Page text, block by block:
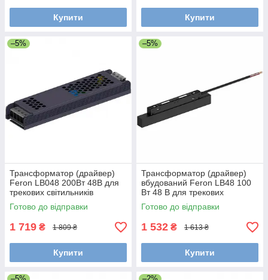
Купити Купити
–5%
Трансформатор (драйвер)
Feron LB048 200Вт 48В для
трекових світильників
Готово до відправки
1 719 ₴ 1 809 ₴
Купити
–5%
Трансформатор (драйвер)
вбудований Feron LB48 100
Вт 48 В для трекових
світильників
Готово до відправки
1 532 ₴ 1 613 ₴
Купити